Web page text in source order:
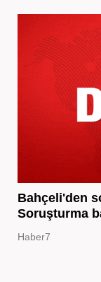
Bahçeli'den
Soruşturma
Haber7